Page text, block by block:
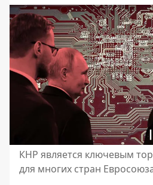
КНР является ключевым
для многих стран